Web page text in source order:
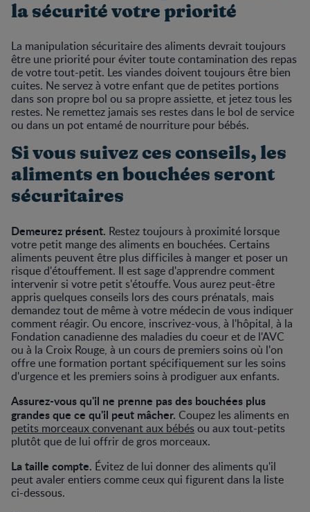
la sécurité votre priorité
La manipulation sécuritaire des aliments devrait toujours
être une priorité pour éviter toute contamination des repas
de votre tout-petit. Les viandes doivent toujours être bien
cuites. Ne servez à votre enfant que de petites portions
dans son propre bol ou sa propre assiette, et jetez tous les
restes. Ne remettez jamais ses restes dans le bol de service
ou dans un pot entamé de nourriture pour bébés.
Si vous suivez ces conseils, les
aliments en bouchées seront
sécuritaires
Demeurez présent. Restez toujours à proximité lorsque
votre petit mange des aliments en bouchées. Certains
aliments peuvent être plus difficiles à manger et poser un
risque d'étouffement. Il est sage d'apprendre comment
intervenir si votre petit s'étouffe. Vous aurez peut-être
appris quelques conseils lors des cours prénatals, mais
demandez tout de même à votre médecin de vous indiquer
comment réagir. Ou encore, inscrivez-vous, à l'hôpital, à la
Fondation canadienne des maladies du coeur et de l'AVC
ou à la Croix Rouge, à un cours de premiers soins où l'on
offre une formation portant spécifiquement sur les soins
d'urgence et les premiers soins à prodiguer aux enfants.
Assurez-vous qu'il ne prenne pas des bouchées plus
grandes que ce qu'il peut mâcher. Coupez les aliments en
petits morceaux convenant aux bébésou aux tout-petits
plutôt que de lui offrir de gros morceaux.
La taille compte. Évitez de lui donner des aliments qu'il
peut avaler entiers comme ceux qui figurent dans la liste
ci-dessous.